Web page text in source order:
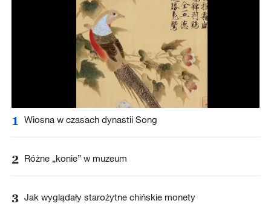
1 Wiosna w czasach dynastii Song
2 Różne „konie” w muzeum
3 Jak wyglądały starożytne chińskie monety